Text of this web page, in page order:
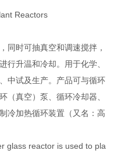
Reactors
同时可抽真空和调速搅拌，
行升温和冷却。用于化学、
中试及生产。产品可与循环
（真空）泵、循环冷却器、
冷加热循环装置（又名：高
glass reactor is used to pla